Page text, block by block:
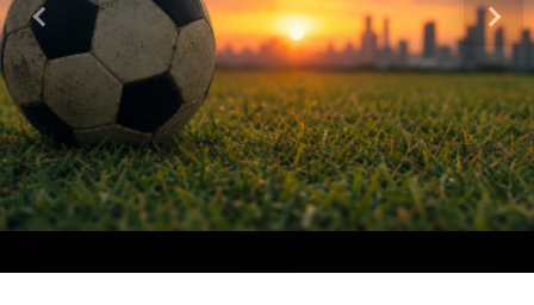
Vorheriger